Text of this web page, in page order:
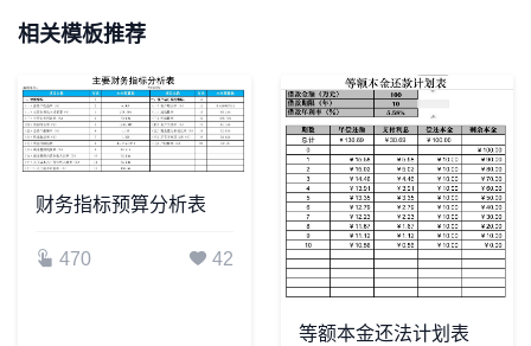
相关模板推荐
财务指标预算分析表
470 42
等额本金还法计划表